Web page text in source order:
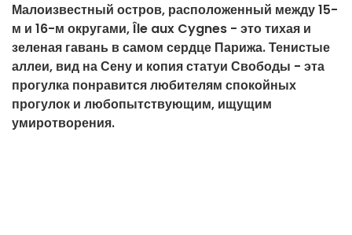
Малоизвестный остров, расположенный между 15-
м и 16-м округами, Île aux Cygnes - это тихая и
зеленая гавань в самом сердце Парижа. Тенистые
аллеи, вид на Сену и копия статуи Свободы - эта
прогулка понравится любителям спокойных
прогулок и любопытствующим, ищущим
умиротворения.